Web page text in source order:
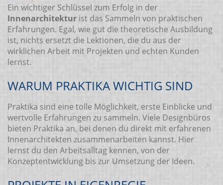
Ein wichtiger Schlüssel zum Erfolg in der
Innenarchitektur ist das Sammeln von praktischen
Erfahrungen. Egal, wie gut die theoretische Ausbildung
ist, nichts ersetzt die Lektionen, die du aus der
wirklichen Arbeit mit Projekten und echten Kunden
lernst.
WARUM PRAKTIKA WICHTIG SIND
Praktika sind eine tolle Möglichkeit, erste Einblicke und
wertvolle Erfahrungen zu sammeln. Viele Designbüros
bieten Praktika an, bei denen du direkt mit erfahrenen
Innenarchitekten zusammenarbeiten kannst. Hier
lernst du den Arbeitsalltag kennen, von der
Konzeptentwicklung bis zur Umsetzung der Ideen.